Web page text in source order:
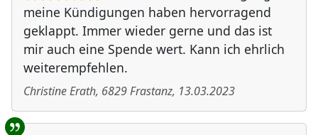
meine Kündigungen haben hervorragend
geklappt. Immer wieder gerne und das ist
mir auch eine Spende wert. Kann ich ehrlich
weiterempfehlen.
Christine Erath, 6829Frastanz, 13.03.2023